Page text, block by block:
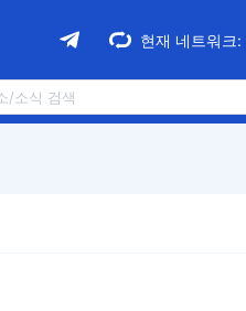
현재 네트워크: